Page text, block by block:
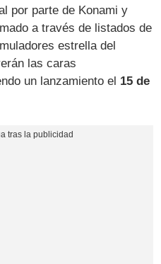
por parte de Konami y
a través de listados de
estrella del
las caras
un lanzamiento el 15 de